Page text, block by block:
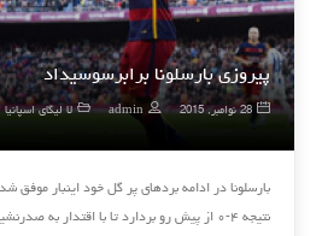
پیروزی بارسلونا برابرسوسیداد
28 نوامبر, 2015 admin لا لیگای اسپانیا
بارسلونا در ادامه بردهای پر گل خود اینبار موفق
نتیجه ۴-۰ از پیش رو بردارد تا با اقتدار به